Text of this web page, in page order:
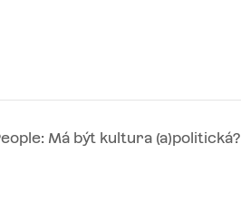
Má být kultura (a)politická?